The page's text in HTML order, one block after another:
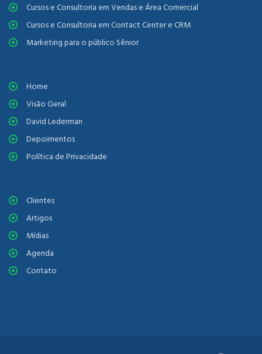
Cursos e Consultoria em Vendas e Área Comercial
Cursos e Consultoria em Contact Center e CRM
Marketing para o público Sênior
Home
Visão Geral
David Lederman
Depoimentos
Política de Privacidade
Clientes
Artigos
Mídias
Agenda
Contato